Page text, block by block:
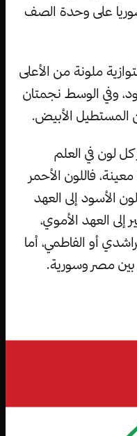
على وحدة الصف
ملونة من الأعلى
وفي الوسط نجمتان
المستطيل الأبيض.
لون في العلم
فاللون الأحمر
الأسود إلى العهد
إلى العهد الأموي،
أو الفاطمي، أما
بين مصر وسورية.